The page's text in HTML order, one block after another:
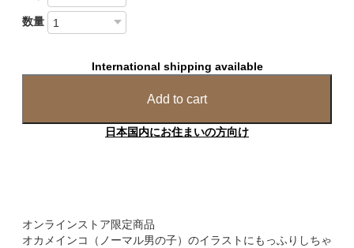
数量
International shipping available
Add to cart
日本国内にお住まいの方向け
オンラインストア限定商品
オカメインコ（ノーマル男の子）のイラストにもっふりしちゃ